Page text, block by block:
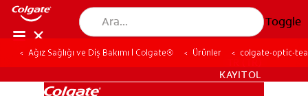
Toggle
KAYIT OL
Ağız Sağlığı ve Diş Bakımı | Colgate® Ürünler colgate-optic-